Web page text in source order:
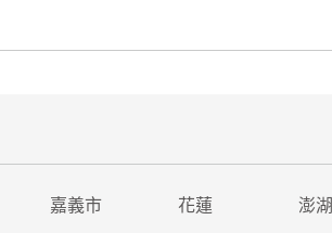
嘉義市 花蓮 澎湖